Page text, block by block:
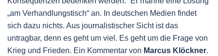
„am Verhandlungstisch“ an. In deutschen Medien findet
sich dazu nichts. Aus journalistischer Sicht ist das
untragbar, denn es geht um viel. Es geht um die Frage von
Krieg und Frieden. Ein Kommentar von Marcus Klöckner.